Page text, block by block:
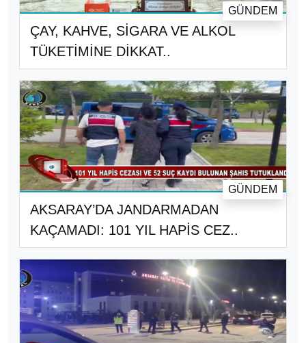
ÇAY, KAHVE, SİGARA VE ALKOL
TÜKETİMİNE DİKKAT..
GÜNDEM
AKSARAY’DA JANDARMADAN
KAÇAMADI: 101 YIL HAPİS CEZ..
GÜNDEM